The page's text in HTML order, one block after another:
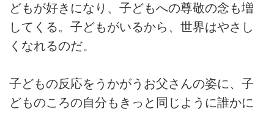
どもが好きになり、子どもへの尊敬の念も増
してくる。子どもがいるから、世界はやさし
くなれるのだ。
子どもの反応をうかがうお父さんの姿に、子
どものころの自分もきっと同じように誰かに